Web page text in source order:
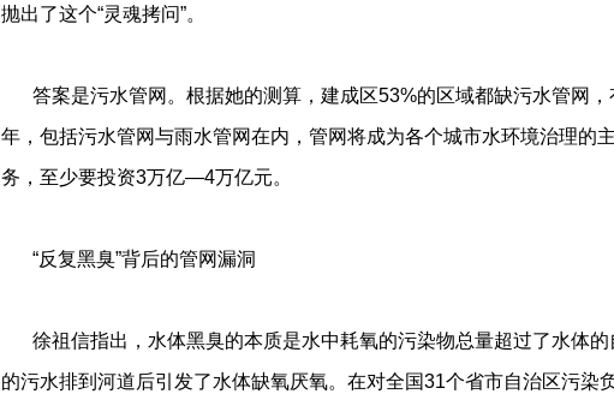
抛出了这个“灵魂拷问”。
答案是污水管网。根据她的测算，建成区53%的区域都缺污水管网
年，包括污水管网与雨水管网在内，管网将成为各个城市水环境治理的
务，至少要投资3万亿—4万亿元。
“反复黑臭”背后的管网漏洞
徐祖信指出，水体黑臭的本质是水中耗氧的污染物总量超过了水体
的污水排到河道后引发了水体缺氧厌氧。在对全国31个省市自治区污